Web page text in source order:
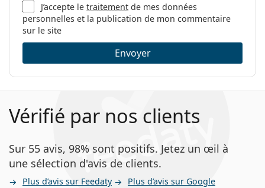
J’accepte letraitement de mes données
personnelles et la publication de mon commentaire
sur le site
Envoyer
Vérifié par nos clients
Sur 55 avis, 98% sont positifs. Jetez un œil à
une sélection d'avis de clients.
Plus d’avis sur Feedaty Plus d’avis sur Google